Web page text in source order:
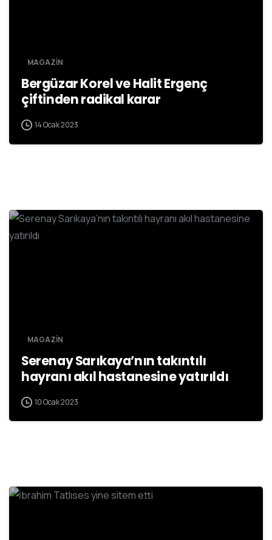
MAGAZİN
Bergüzar Korel ve Halit Ergenç
çiftinden radikal karar
14 Ocak 2023
MAGAZİN
Serenay Sarıkaya’nın takıntılı
hayranı akıl hastanesine yatırıldı
10 Ocak 2023